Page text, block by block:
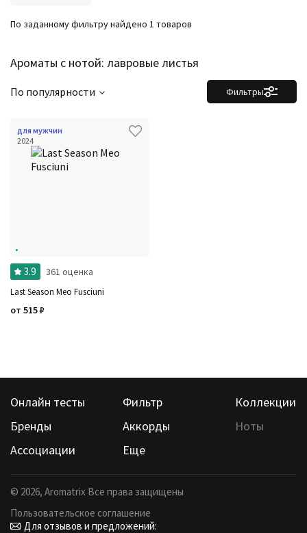
Ароматы с нотой: лавровые листья
По заданному фильтру найдено 1 товаров
Фильтры
По популярности
для мужчин
2024
3.9 361 оценка
Last Season Meo Fusciuni
от 515₽
Онлайн тесты Фильтр
Коллекции
Бренды
Аккорды
Ноты
Ассоциации
Еще
© 2026, Aromatrix Все права защищены
Пользовательское соглашение
Для отзывов и предложений: